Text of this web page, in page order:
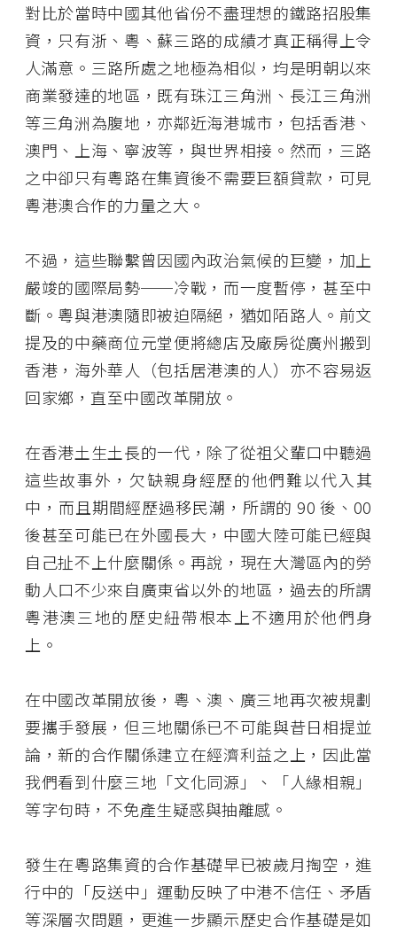
對比於當時中國其他省份不盡理想的鐵路招股集
資，只有浙、粵、蘇三路的成績才真正稱得上令
人滿意。三路所處之地極為相似，均是明朝以來
商業發達的地區，既有珠江三角洲、長江三角洲
等三角洲為腹地，亦鄰近海港城市，包括香港、
澳門、上海、寧波等，與世界相接。然而，三路
之中卻只有粵路在集資後不需要巨額貸款，可見
粵港澳合作的力量之大。
不過，這些聯繫曾因國內政治氣候的巨變，加上
嚴竣的國際局勢──冷戰，而一度暫停，甚至中
斷。粵與港澳隨即被迫隔絕，猶如陌路人。前文
提及的中藥商位元堂便將總店及廠房從廣州搬到
香港，海外華人（包括居港澳的人）亦不容易返
回家鄉，直至中國改革開放。
在香港土生土長的一代，除了從祖父輩口中聽過
這些故事外，欠缺親身經歷的他們難以代入其
中，而且期間經歷過移民潮，所謂的 90 後、00
後甚至可能已在外國長大，中國大陸可能已經與
自己扯不上什麼關係。再說，現在大灣區內的勞
動人口不少來自廣東省以外的地區，過去的所謂
粵港澳三地的歷史紐帶根本上不適用於他們身
上。
在中國改革開放後，粵、澳、廣三地再次被規劃
要攜手發展，但三地關係已不可能與昔日相提並
論，新的合作關係建立在經濟利益之上，因此當
我們看到什麼三地「文化同源」、「人緣相親」
等字句時，不免產生疑惑與抽離感。
發生在粵路集資的合作基礎早已被歲月掏空，進
行中的「反送中」運動反映了中港不信任、矛盾
等深層次問題，更進一步顯示歷史合作基礎是如